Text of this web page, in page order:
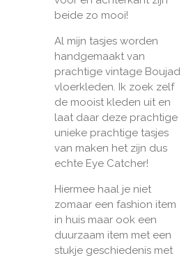
beide zo mooi!
Al mijn tasjes worden
handgemaakt van
prachtige vintage Boujad
vloerkleden. Ik zoek zelf
de mooist kleden uit en
laat daar deze prachtige
unieke prachtige tasjes
van maken het zijn dus
echte Eye Catcher!
Hiermee haal je niet
zomaar een fashion item
in huis maar ook een
duurzaam item met een
stukje geschiedenis met